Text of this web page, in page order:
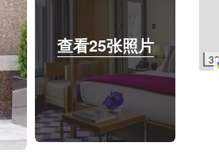
查看25张照片